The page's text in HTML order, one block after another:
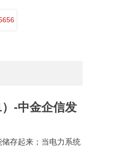
-中金企信发
存起来；当电力系统